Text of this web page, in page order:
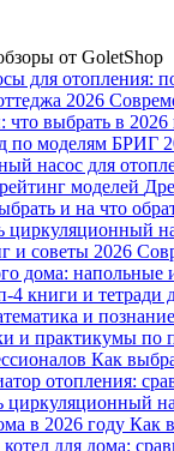
от GoletShop
для отопления:
2026
что выбрать в 2026
по моделям БРИГ
насос для
моделей
и на что
циркуляционный
и советы 2026
дома: напольные
4 книги и тетради
и
и практикумы по
Как
отопления:
циркуляционный
в 2026 году Как
для дома: